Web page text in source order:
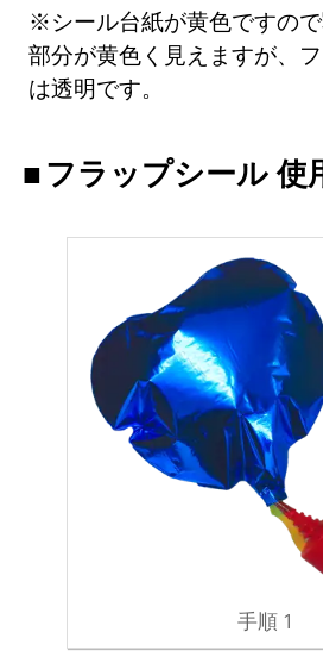
※シール台紙が黄色ですの
部分が黄色く見えますが、
は透明です。
フラップシール 使
手順 1